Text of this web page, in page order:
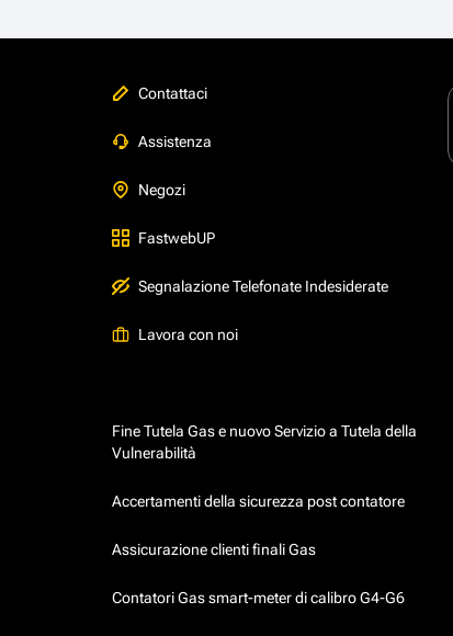
Contattaci
Assistenza
Negozi
FastwebUP
Segnalazione Telefonate Indesiderate
Lavora con noi
Fine Tutela Gas e nuovo Servizio a Tutela della
Vulnerabilità
Accertamenti della sicurezza post contatore
Assicurazione clienti finali Gas
Contatori Gas smart-meter di calibro G4-G6